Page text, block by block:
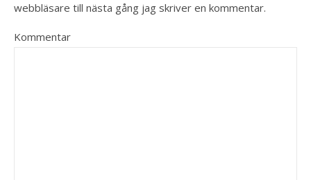
webbläsare till nästa gång jag skriver en kommentar.
Kommentar